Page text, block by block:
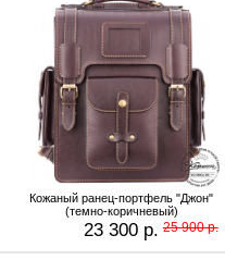
Кожаный ранец-портфель "Джон"
(темно-коричневый)
23 300 р. 25 900 р.